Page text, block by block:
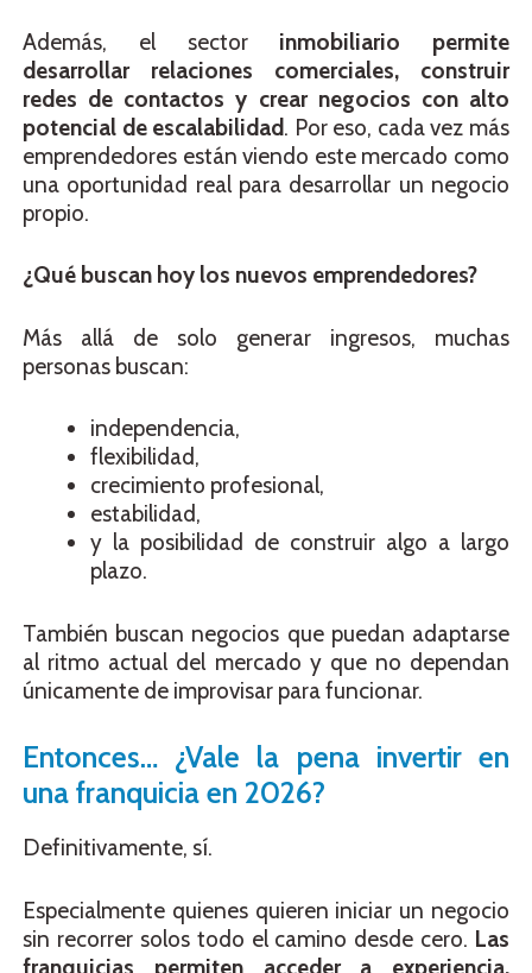
Además, el sector inmobiliario permite
desarrollar relaciones comerciales, construir
redes de contactos y crear negocios con alto
potencial de escalabilidad. Por eso, cada vez más
emprendedores están viendo este mercado como
una oportunidad real para desarrollar un negocio
propio.
¿Qué buscan hoy los nuevos emprendedores?
Más allá de solo generar ingresos, muchas
personas buscan:
independencia,
flexibilidad,
crecimiento profesional,
estabilidad,
y la posibilidad de construir algo a largo
plazo.
También buscan negocios que puedan adaptarse
al ritmo actual del mercado y que no dependan
únicamente de improvisar para funcionar.
Entonces… ¿Vale la pena invertir en
una franquicia en 2026?
Definitivamente, sí.
Especialmente quienes quieren iniciar un negocio
sin recorrer solos todo el camino desde cero. Las
franquicias permiten acceder a experiencia,